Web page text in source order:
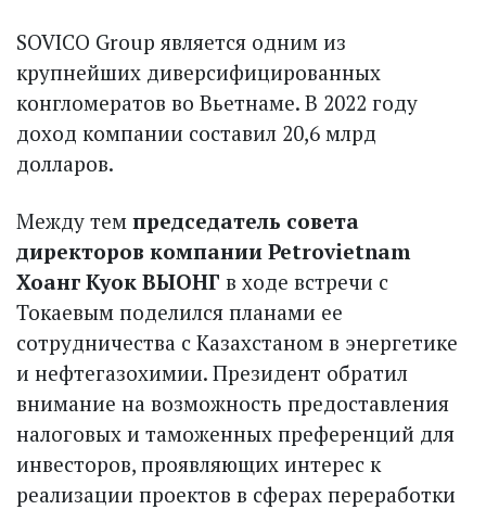
SOVICO Group является одним из
крупнейших диверсифицированных
конгломератов во Вьетнаме. В 2022 году
доход компании составил 20,6 млрд
долларов.
Между тем председатель совета
директоров компании Petrovietnam
Хоанг Куок ВЫОНГ в ходе встречи с
Токаевым поделился планами ее
сотрудничества с Казахстаном в энергетике
и нефтегазохимии. Президент обратил
внимание на возможность предоставления
налоговых и таможенных преференций для
инвесторов, проявляющих интерес к
реализации проектов в сферах переработки